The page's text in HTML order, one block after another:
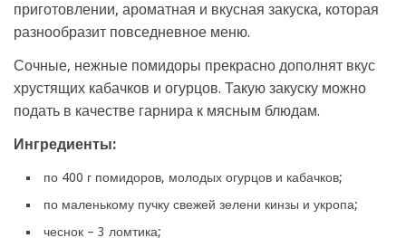
приготовлении, ароматная и вкусная закуска, которая
разнообразит повседневное меню.
Сочные, нежные помидоры прекрасно дополнят вкус
хрустящих кабачков и огурцов. Такую закуску можно
подать в качестве гарнира к мясным блюдам.
Ингредиенты:
по 400 г помидоров, молодых огурцов и кабачков;
по маленькому пучку свежей зелени кинзы и укропа;
чеснок – 3 ломтика;